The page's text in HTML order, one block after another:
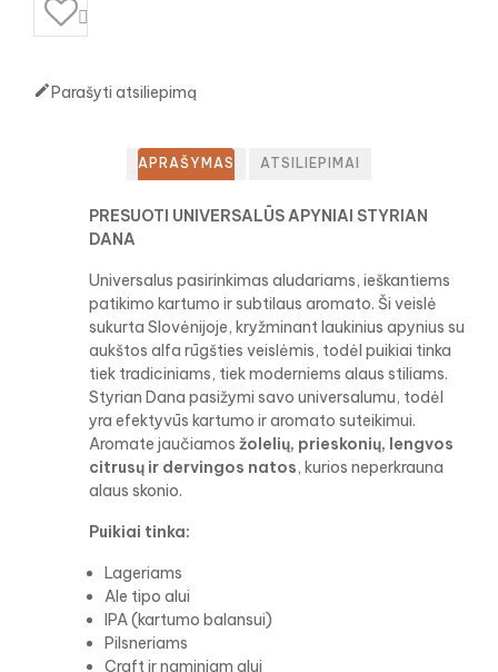

Parašyti atsiliepimą
APRAŠYMAS ATSILIEPIMAI
PRESUOTI UNIVERSALŪS APYNIAI STYRIAN
DANA
Universalus pasirinkimas aludariams, ieškantiems
patikimo kartumo ir subtilaus aromato. Ši veislė
sukurta Slovėnijoje, kryžminant laukinius apynius su
aukštos alfa rūgšties veislėmis, todėl puikiai tinka
tiek tradiciniams, tiek moderniems alaus stiliams.
Styrian Dana pasižymi savo universalumu, todėl
yra efektyvūs kartumo ir aromato suteikimui.
Aromate jaučiamos žolelių, prieskonių, lengvos
citrusų ir dervingos natos, kurios neperkrauna
alaus skonio.
Puikiai tinka:
Lageriams
Ale tipo alui
IPA (kartumo balansui)
Pilsneriams
Craft ir naminiam alui